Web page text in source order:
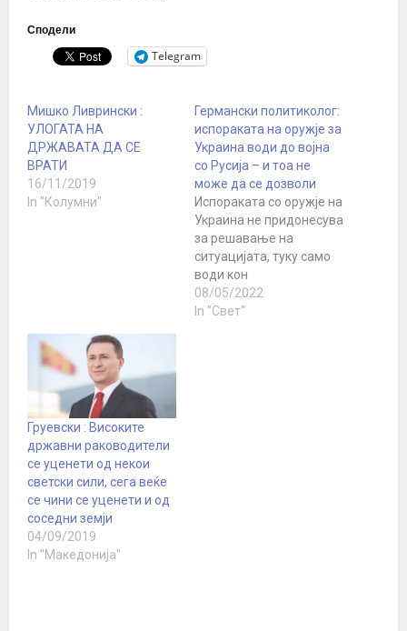
Сподели
Telegram
Мишко Ливрински :
УЛОГАТА НА
ДРЖАВАТА ДА СЕ
ВРАТИ
16/11/2019
In "Колумни"
Германски политиколог:
испораката на оружје за
Украина води до војна
со Русија – и тоа не
може да се дозволи
Испораката со оружје на
Украина не придонесува
за решавање на
ситуацијата, туку само
води кон
продолжување на
непријателствата и ја
08/05/2022
In "Свет"
Груевски : Високите
државни раководители
се уценети од некои
светски сили, сега веќе
се чини се уценети и од
соседни земји
04/09/2019
In "Македонија"